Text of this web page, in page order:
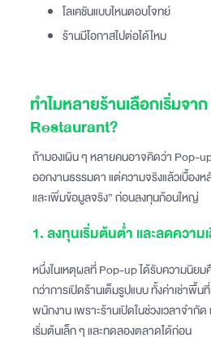
โลเคชันแบบไหนตอบโจทย์
ร้านมีโอกาสไปต่อได้ไหม
ทำไมหลายร้านเลือกเริ่มจา
Restaurant?
ถ้ามองเผิน ๆ หลายคนอาจคิดว่า Pop-
ออกงานธรรมดา แต่ความจริงแล้วเบื้อง
และเพิ่มข้อมูลจริง” ก่อนลงทุนก้อนใหญ่
1. ลงทุนเริ่มต้นต่ำ และลดความ
หนึ่งในเหตุผลที่ Pop-up ได้รับความนิย
กว่าการเปิดร้านเต็มรูปแบบ ทั้งค่าเช่าพื้
พนักงาน เพราะร้านเปิดในช่วงเวลาจำกั
เริ่มต้นเล็ก ๆ และทดลองตลาดได้ก่อน